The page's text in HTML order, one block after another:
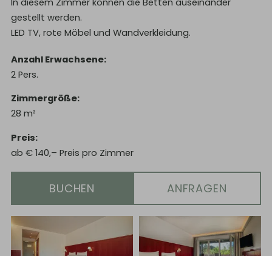
In diesem Zimmer können die Betten auseinander
gestellt werden.
LED TV, rote Möbel und Wandverkleidung.
Anzahl Erwachsene
2 Pers.
Zimmergröße
28 m²
Preis
ab€ 140,– Preis pro Zimmer
BUCHEN ANFRAGEN